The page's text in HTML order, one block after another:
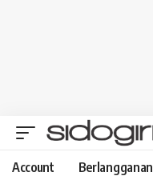
Account Berlangganan